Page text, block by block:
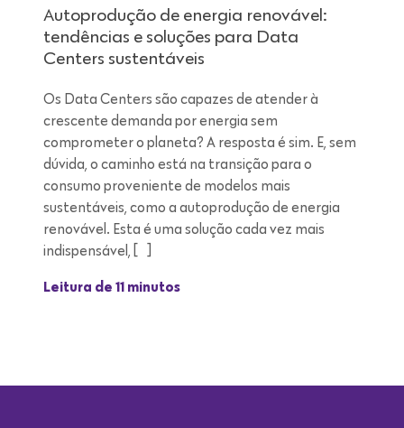
Autoprodução de energia renovável:
tendências e soluções para Data
Centers sustentáveis
Os Data Centers são capazes de atender à
crescente demanda por energia sem
comprometer o planeta? A resposta é sim. E, sem
dúvida, o caminho está na transição para o
consumo proveniente de modelos mais
sustentáveis, como a autoprodução de energia
renovável. Esta é uma solução cada vez mais
indispensável, […]
Leitura de 11 minutos